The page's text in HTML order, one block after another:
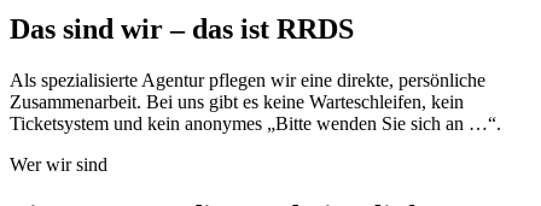
Das sind wir – das ist RRDS
Als spezialisierte Agentur pflegen wir eine direkte, persönliche
Zusammenarbeit. Bei uns gibt es keine Warteschleifen, kein
Ticketsystem und kein anonymes „Bitte wenden Sie sich an …“.
Wer wir sind